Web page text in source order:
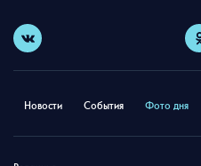
Новости События Фото дня